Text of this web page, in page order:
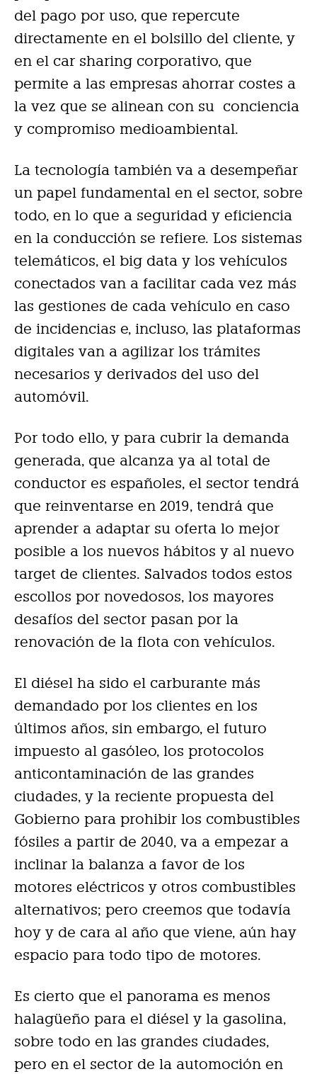
del pago por uso, que repercute
directamente en el bolsillo del cliente, y
en el car sharing corporativo, que
permite a las empresas ahorrar costes a
la vez que se alinean con su conciencia
y compromiso medioambiental.
La tecnología también va a desempeñar
un papel fundamental en el sector, sobre
todo, en lo que a seguridad y eficiencia
en la conducción se refiere. Los sistemas
telemáticos, el big data y los vehículos
conectados van a facilitar cada vez más
las gestiones de cada vehículo en caso
de incidencias e, incluso, las plataformas
digitales van a agilizar los trámites
necesarios y derivados del uso del
automóvil.
Por todo ello, y para cubrir la demanda
generada, que alcanza ya al total de
conductor es españoles, el sector tendrá
que reinventarse en 2019, tendrá que
aprender a adaptar su oferta lo mejor
posible a los nuevos hábitos y al nuevo
target de clientes. Salvados todos estos
escollos por novedosos, los mayores
desafíos del sector pasan por la
renovación de la flota con vehículos.
El diésel ha sido el carburante más
demandado por los clientes en los
últimos años, sin embargo, el futuro
impuesto al gasóleo, los protocolos
anticontaminación de las grandes
ciudades, y la reciente propuesta del
Gobierno para prohibir los combustibles
fósiles a partir de 2040, va a empezar a
inclinar la balanza a favor de los
motores eléctricos y otros combustibles
alternativos; pero creemos que todavía
hoy y de cara al año que viene, aún hay
espacio para todo tipo de motores.
Es cierto que el panorama es menos
halagüeño para el diésel y la gasolina,
sobre todo en las grandes ciudades,
pero en el sector de la automoción en